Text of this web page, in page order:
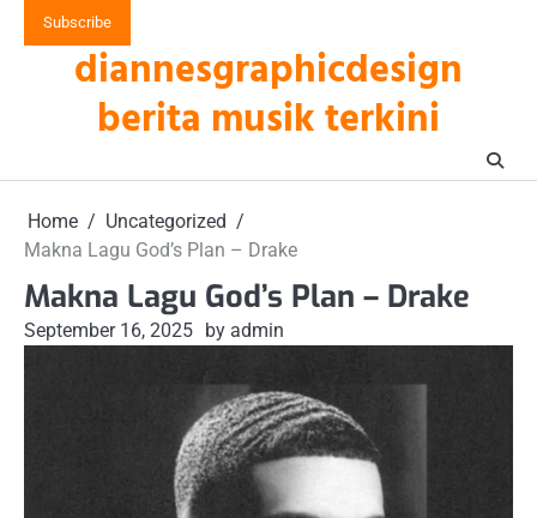
Subscribe
diannesgraphicdesign
berita musik terkini
Home
Uncategorized
Makna Lagu God’s Plan – Drake
Makna Lagu God’s Plan – Drake
September 16, 2025 by admin